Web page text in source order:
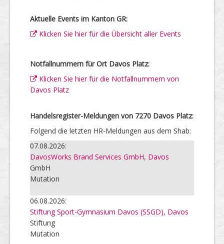
Aktuelle Events im Kanton GR:
Klicken Sie hier für die Übersicht aller Events
Notfallnummern für Ort Davos Platz:
Klicken Sie hier für die Notfallnummern von
Davos Platz
Handelsregister-Meldungen von 7270 Davos Platz:
Folgend die letzten HR-Meldungen aus dem Shab:
07.08.2026:
DavosWorks Brand Services GmbH, Davos
GmbH
Mutation
06.08.2026:
Stiftung Sport-Gymnasium Davos (SSGD), Davos
Stiftung
Mutation